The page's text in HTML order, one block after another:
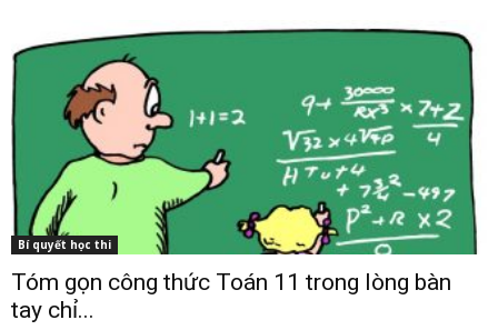
Bí quyết học thi
Tóm gọn công thức Toán 11 trong lòng bàn
tay chỉ...